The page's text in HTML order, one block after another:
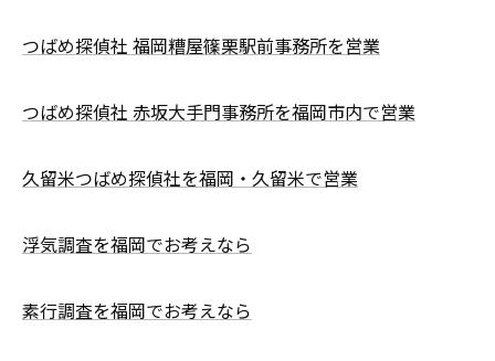
つばめ探偵社 福岡糟屋篠栗駅前事務所を営業
つばめ探偵社 赤坂大手門事務所を福岡市内で営業
久留米つばめ探偵社を福岡・久留米で営業
浮気調査を福岡でお考えなら
素行調査を福岡でお考えなら